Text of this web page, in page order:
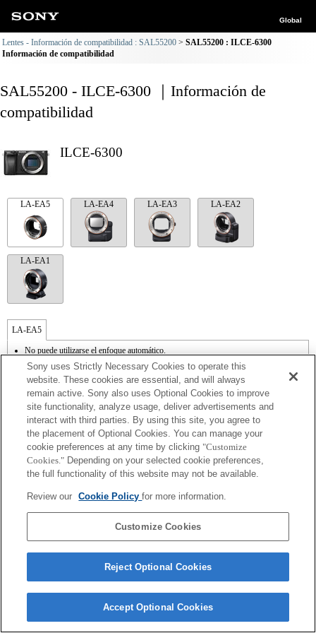
Global
Lentes - Información de compatibilidad : SAL55200
SAL55200 : ILCE-6300
Información de compatibilidad
SAL55200 - ILCE-6300 ｜Información de
compatibilidad
ILCE-6300
LA-EA5 LA-EA4 LA-EA3 LA-EA2
LA-EA1
LA-EA5
No puede utilizarse el enfoque automático.
Disponible con un adaptador de monturas
No admite el modo SteadyShot.
El sonido de control del diafragma se graba con el micrófono interno.
Outside the A (Aperture priority), S (Shutter priority), and M (Manual) modes, the
shutter speed and the aperture can not be adjusted during the movie recording.
La función [Lens Comp] (Compensación de objetivos) no funciona.
Si acoplas la [lente del tipo A-mount] usando un Adaptador Mount, la función de
ayuda MF no funciona automáticamente cuando giras el anillo del foco. Puedes
agrandar la imagen seleccionando la función [Focus Magnifier/Lupa de foco] o la
función [MF Assist/Ayuda MF] a cualquier tecla en las "opciones personalizadas".
Sony uses Strictly Necessary Cookies to operate this
website. These cookies are essential, and will always
remain active. Sony also uses Optional Cookies to improve
site functionality, analyze usage, deliver advertisements and
interact with third parties. By using this site, you agree to
the placement of Optional Cookies. You can manage your
cookie preferences at any time by clicking "Customize
Cookies." Depending on your selected cookie preferences,
the full functionality of this website may not be available.
Review our Cookie Policyfor more information.
Customize Cookies
Reject Optional Cookies
Accept Optional Cookies